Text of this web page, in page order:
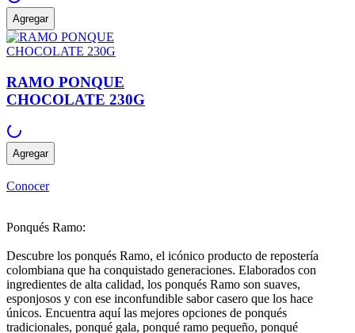
Agregar
RAMO PONQUE
CHOCOLATE 230G
Agregar
Conocer
Ponqués Ramo:
Descubre los ponqués Ramo, el icónico producto de repostería
colombiana que ha conquistado generaciones. Elaborados con
ingredientes de alta calidad, los ponqués Ramo son suaves,
esponjosos y con ese inconfundible sabor casero que los hace
únicos. Encuentra aquí las mejores opciones de ponqués
tradicionales, ponqué gala, ponqué ramo pequeño, ponqué